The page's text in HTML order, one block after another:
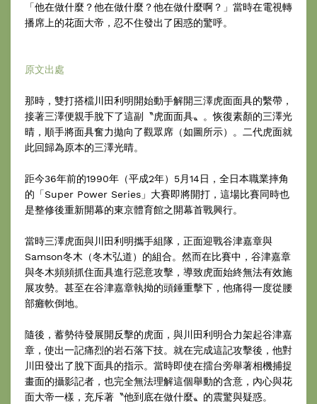
「他在做什麼？他在做什麼？他在做什麼啊？」當時在電視轉
播席上的花面大帝，忍不住發出了困惑的驚呼。
原文出處
那時，雙打搭檔川田利明開始動手解開三澤虎面面具的繫帶，
接著三澤便親手脫下了這副〝虎面面具〟。恢復素顏的三澤光
晴，順手將面具奮力拋向了觀眾席（如圖所示）。二代虎面就
此回歸為原本的三澤光晴。
距今36年前的1990年（平成2年）5月14日，全日本職業摔角
的「Super Power Series」大賽即將開打，這場比賽同時也
是整修後重新開幕的東京體育館之開幕首戰興行。
當時三澤虎面與川田利明攜手組隊，正面迎戰谷津嘉章與
Samson冬木（冬木弘道）的組合。然而在比賽中，谷津嘉章
與冬木頻頻抓住面具進行惡意攻擊，導致虎面始終無法有效施
展攻勢。甚至在谷津嘉章執拗的頭錘重擊下，他痛得一度從腰
部癱軟倒地。
隨後，蓄勢待發展開反擊的虎面，與川田利明合力架起谷津嘉
章，使出一記痛烈的岩石落下技。就在完成這記攻擊後，他對
川田發出了脫下面具的指示。當時即使在擂台旁舉著相機捕捉
畫面的攝影記者，也完全無法理解這個舉動的含意，內心與花
面大帝一樣，充斥著〝他到底在做什麼〟的震驚與疑惑。